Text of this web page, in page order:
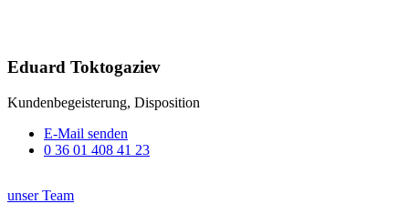
Eduard Toktogaziev
Kundenbegeisterung, Disposition
E-Mail senden
0 36 01 408 41 23
unser Team